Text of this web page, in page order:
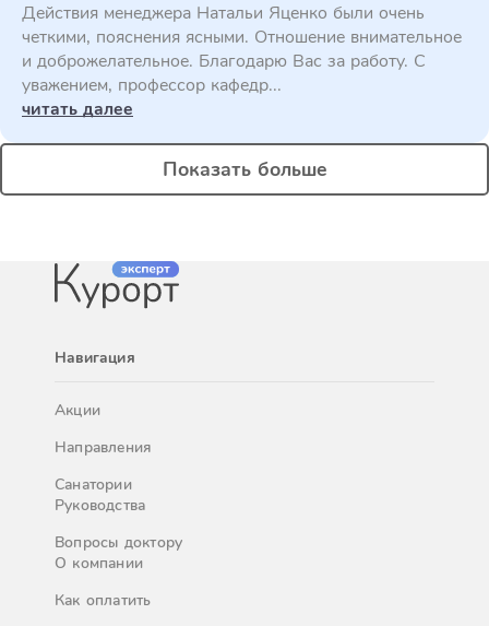
Действия менеджера Натальи Яценко были очень
четкими, пояснения ясными. Отношение внимательное
и доброжелательное. Благодарю Вас за работу. С
уважением, профессор кафедр...
читать далее
Показать больше
Навигация
Акции
Направления
Санатории
Руководства
Вопросы доктору
О компании
Как оплатить